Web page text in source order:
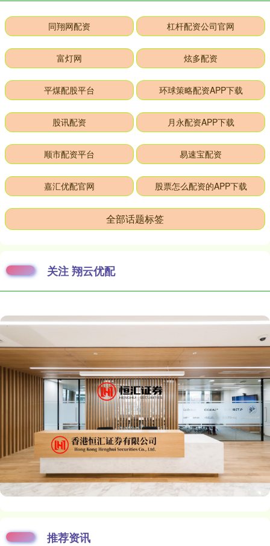
同翔网配资 杠杆配资公司官网
富灯网 炫多配资
平煤配股平台 环球策略配资APP下载
股讯配资 月永配资APP下载
顺市配资平台 易速宝配资
嘉汇优配官网 股票怎么配资的APP下载
全部话题标签
关注 翔云优配
推荐资讯